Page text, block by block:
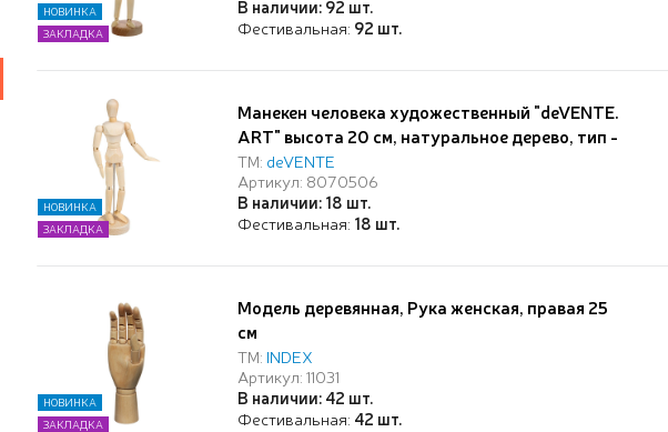
В наличии: 92 шт.
Фестивальная: 92 шт.
НОВИНКА
ЗАКЛАДКА
Манекен человека художественный "deVENTE.
ART" высота 20 см, натуральное дерево, тип -
универсальный, на подставке с металлической
опорой, в картонной коробке
ТМ: deVENTE
Артикул: 8070506
В наличии: 18 шт.
Фестивальная: 18 шт.
НОВИНКА
ЗАКЛАДКА
Модель деревянная, Рука женская, правая 25
см
ТМ: INDEX
Артикул: 11031
В наличии: 42 шт.
Фестивальная: 42 шт.
НОВИНКА
ЗАКЛАДКА